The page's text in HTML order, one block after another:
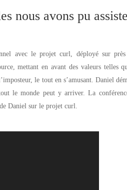
nous avons pu
avec le projet curl, déployé sur
mettant en avant des valeurs telles
le tout en s’amusant. Daniel
le monde peut y arriver. La
de Daniel sur le projet curl.